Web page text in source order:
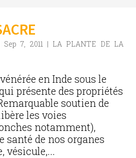
Sep 7, 2011| LA PLANTE DE LA
en Inde sous le
présente des propriétés
soutien de
les voies
notamment),
santé de nos organes
vésicule,...